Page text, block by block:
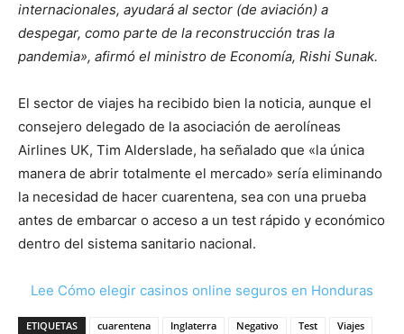
internacionales, ayudará al sector (de aviación) a
despegar, como parte de la reconstrucción tras la
pandemia», afirmó el ministro de Economía, Rishi Sunak.
El sector de viajes ha recibido bien la noticia, aunque el
consejero delegado de la asociación de aerolíneas
Airlines UK, Tim Alderslade, ha señalado que «la única
manera de abrir totalmente el mercado» sería eliminando
la necesidad de hacer cuarentena, sea con una prueba
antes de embarcar o acceso a un test rápido y económico
dentro del sistema sanitario nacional.
Lee Cómo elegir casinos online seguros en Honduras
ETIQUETAS cuarentena Inglaterra Negativo Test Viajes